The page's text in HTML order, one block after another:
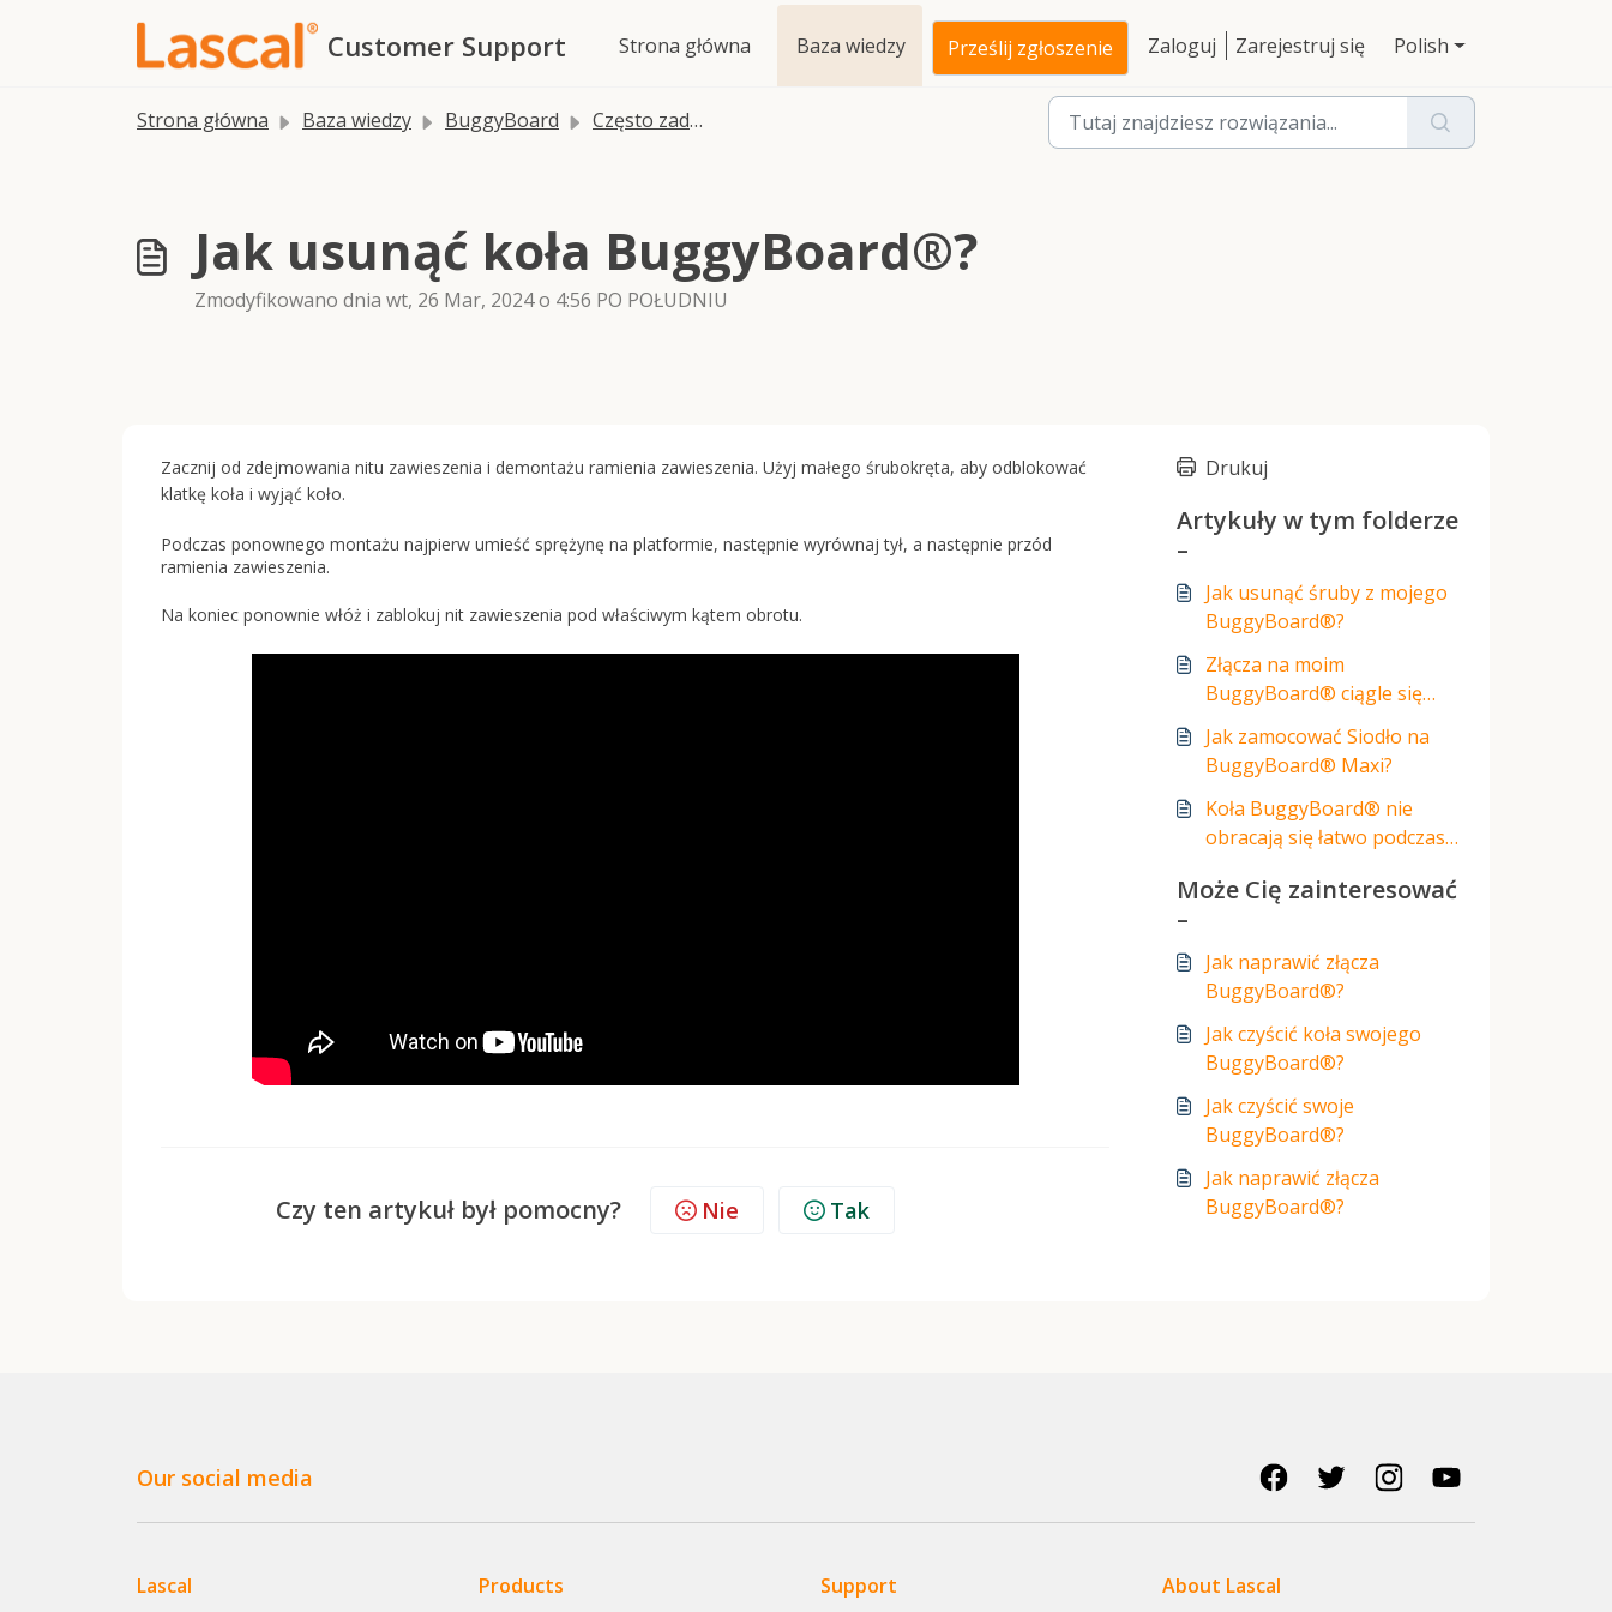
Customer Support Strona główna Baza wiedzy Prześlij zgłoszenie Zaloguj Zarejestruj się Polish
Strona główna Baza wiedzy BuggyBoard Często zadawane pytania dotyczące obsługi posprzedażowej
Jak usunąć koła BuggyBoard®?
Zmodyfikowano dnia wt, 26 Mar, 2024 o 4:56 PO POŁUDNIU
Zacznij od zdejmowania nitu zawieszenia i demontażu ramienia zawieszenia. Użyj małego śrubokręta, aby odblokować
klatkę koła i wyjąć koło.
Podczas ponownego montażu najpierw umieść sprężynę na platformie, następnie wyrównaj tył, a następnie przód
ramienia zawieszenia.
Na koniec ponownie włóż i zablokuj nit zawieszenia pod właściwym kątem obrotu.
Czy ten artykuł był pomocny? Nie Tak
Drukuj
Artykuły w tym folderze
–
Jak usunąć śruby z mojego
BuggyBoard®?
Złącza na moim
BuggyBoard® ciągle się
Jak zamocować Siodło na
BuggyBoard® Maxi?
Koła BuggyBoard® nie
obracają się łatwo podczas
Może Cię zainteresować
–
Jak naprawić złącza
BuggyBoard®?
Jak czyścić koła swojego
BuggyBoard®?
Jak czyścić swoje
BuggyBoard®?
Jak naprawić złącza
BuggyBoard®?
Our social media
Lascal Products Support About Lascal